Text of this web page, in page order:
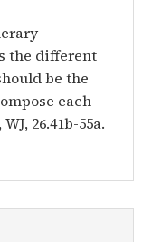
the different
be the
each
26.41b-55a.